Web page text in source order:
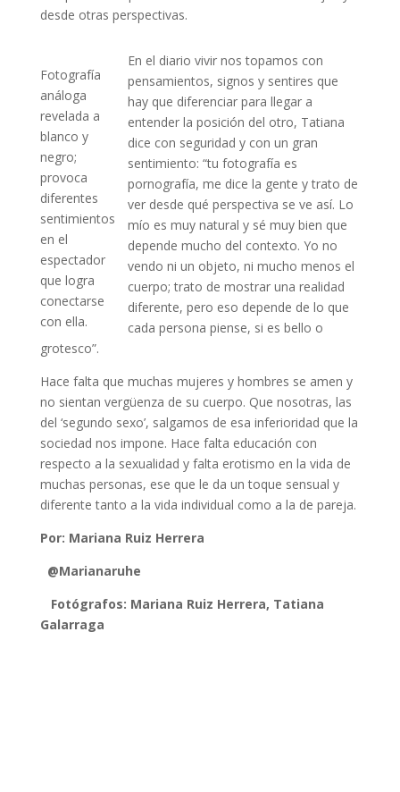
desde otras perspectivas.
Fotografía
análoga
revelada a
blanco y
negro;
provoca
diferentes
sentimientos
en el
espectador
que logra
conectarse
con ella.
En el diario vivir nos topamos con
pensamientos, signos y sentires que
hay que diferenciar para llegar a
entender la posición del otro, Tatiana
dice con seguridad y con un gran
sentimiento: “tu fotografía es
pornografía, me dice la gente y trato de
ver desde qué perspectiva se ve así. Lo
mío es muy natural y sé muy bien que
depende mucho del contexto. Yo no
vendo ni un objeto, ni mucho menos el
cuerpo; trato de mostrar una realidad
diferente, pero eso depende de lo que
cada persona piense, si es bello o
grotesco”.
Hace falta que muchas mujeres y hombres se amen y
no sientan vergüenza de su cuerpo. Que nosotras, las
del ‘segundo sexo’, salgamos de esa inferioridad que la
sociedad nos impone. Hace falta educación con
respecto a la sexualidad y falta erotismo en la vida de
muchas personas, ese que le da un toque sensual y
diferente tanto a la vida individual como a la de pareja.
Por: Mariana Ruiz Herrera
@Marianaruhe
Fotógrafos: Mariana Ruiz Herrera, Tatiana
Galarraga